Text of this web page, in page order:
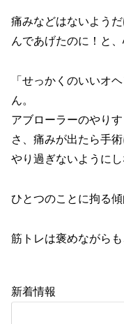
痛みなどはないよう
んであげたのに！と
「せっかくのいいオ
ん。
アブローラーのやり
さ、痛みが出たら手
やり過ぎないようにし
ひとつのことに拘る傾
筋トレは褒めながら
新着情報